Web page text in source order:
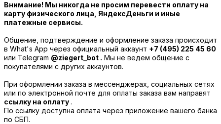
Внимание! Мы никогда не просим перевести оплату на
карту физического лица, ЯндексДеньги и иные
платежные сервисы.
Общение, подтверждение и оформление заказа происходит
в What's App через официальный аккаунт +7 (495) 225 45 60
или Telegram @ziegert_bot . Мы не ведем общение с
покупателями с других аккаунтов.
При оформлении заказа в мессенджерах, социальных сетях
или по электронной почте для оплаты заказа вам направят
ссылку на оплату .
По ссылку доступна оплата через приложение вашего банка
по СБП.